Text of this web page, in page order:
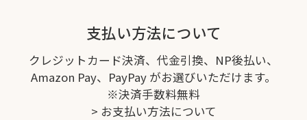
支払い方法について
クレジットカード決済、代金引換、NP後払い、
Amazon Pay、PayPay がお選びいただけます。
※決済手数料無料
> お支払い方法について